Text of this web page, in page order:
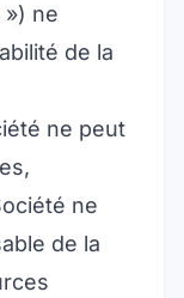
ne
de la
ne peut
ne
de la